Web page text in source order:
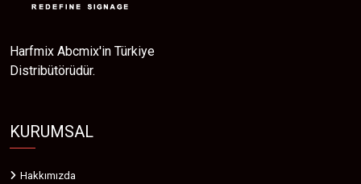
Harfmix Abcmix'in Türkiye
Distribütörüdür.
KURUMSAL
Hakkımızda